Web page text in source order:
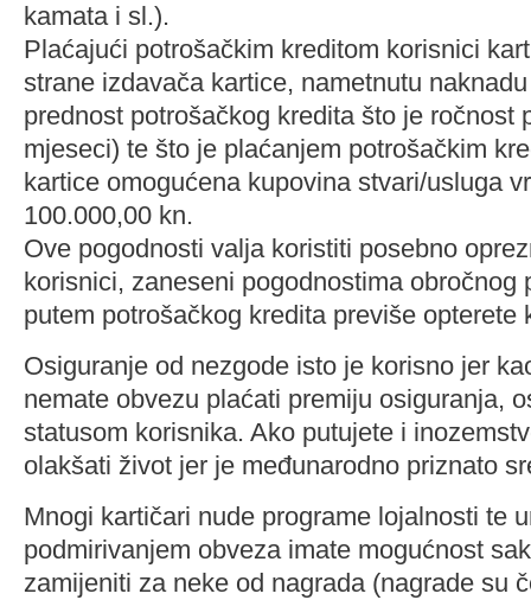
kamata i sl.).
Plaćajući potrošačkim kreditom korisnici
strane izdavača kartice, nametnutu
prednost potrošačkog kredita što je ročnost
mjeseci) te što je plaćanjem potrošačkim
kartice omogućena kupovina stvari/usluga
100.000,00 kn.
Ove pogodnosti valja koristiti posebno
korisnici, zaneseni pogodnostima obročnog
putem potrošačkog kredita previše opterete
Osiguranje od nezgode isto je korisno jer
nemate obvezu plaćati premiju osiguranja,
statusom korisnika. Ako putujete i
olakšati život jer je međunarodno priznato
Mnogi kartičari nude programe lojalnosti te
podmirivanjem obveza imate mogućnost
zamijeniti za neke od nagrada (nagrade su